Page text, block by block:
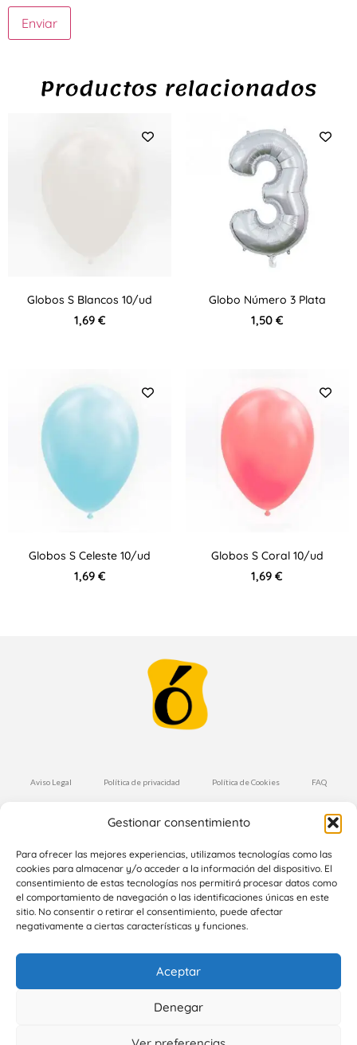
Gestionar consentimiento
Para ofrecer las mejores experiencias, utilizamos tecnologías como las
cookies para almacenar y/o acceder a la información del dispositivo. El
consentimiento de estas tecnologías nos permitirá procesar datos como
el comportamiento de navegación o las identificaciones únicas en este
sitio. No consentir o retirar el consentimiento, puede afectar
negativamente a ciertas características y funciones.
Aceptar
Denegar
Productos relacionados
Globos S Blancos 10/ud
1,69 €
Globo Número 3 Plata
1,50 €
Globos S Celeste 10/ud
1,69 €
Globos S Coral 10/ud
1,69€
Aviso Legal Política de privacidad Política de Cookies FAQ
Condiciones de Compra Envíos y Devoluciones
Suscríbete a nuestra Newsletter
Suscríbete
Copyright 2024 Cocottó. Todos los derechos reservados |